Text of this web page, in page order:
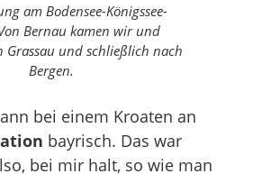
am Bodensee-Königssee-
Bernau kamen wir und
Grassau und schließlich nach
Bergen.
bei einem Kroaten an
bayrisch. Das war
bei mir halt, so wie man